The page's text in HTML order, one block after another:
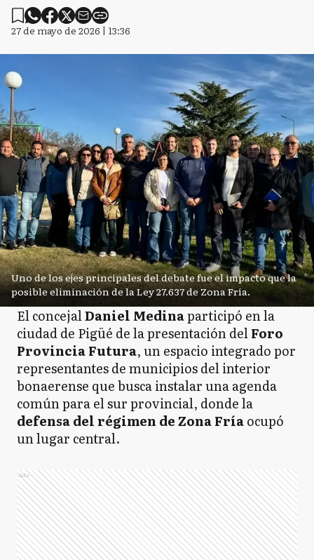
27 de mayo de 2026 | 13:36
Uno de los ejes principales del debate fue el impacto que la
posible eliminación de la Ley 27.637 de Zona Fría.
El concejalDaniel Medinaparticipó en la
ciudad de Pigüé de la presentación delForo
Provincia Futura, un espacio integrado por
representantes de municipios del interior
bonaerense que busca instalar una agenda
común para el sur provincial, donde la
defensa del régimen de Zona Fríaocupó
un lugar central.
Ads